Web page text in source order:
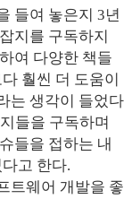
들여 놓은지 3년
지를 구독하지
여 다양한 책들
훨씬 더 도움이
는 생각이 들었다
들을 구독하며
들을 접하는 내
고 한다.
트웨어 개발을 좋